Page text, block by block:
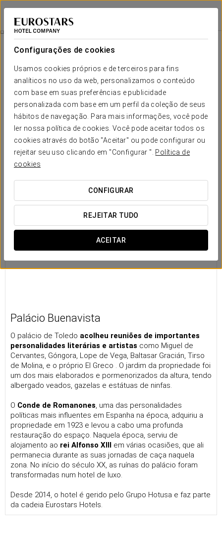
Configurações de cookies
Usamos cookies próprios e de terceiros para fins
analíticos no uso da web, personalizamos o conteúdo
com base em suas preferências e publicidade
personalizada com base em um perfil da coleção de seus
hábitos de navegação. Para mais informações, você pode
ler nossa política de cookies. Você pode aceitar todos os
cookies através do botão "Aceitar" ou pode configurar ou
rejeitar seu uso clicando em "Configurar ". Política de
cookies
CONFIGURAR
REJEITAR TUDO
ACEITAR
Eurostars Palacio Buenavista
TOLEDO
História
O hotel Eurostars Palacio Buenavista foi construídonos
arredores do antigo Palácio de Buenavista
impressionante edifício renascentista do século XVI. O palácio
foi construído numa propriedade cedida pelo rei de Espanha
Felipe III ao cardeal Bernardo de Sandoval y Rojas em 1599.
Segundo alguns historiadores,o recinto foi projetado por El
Greco, na sua única incursão no mundo da arquitetura.
Palácio Buenavista
O palácio de Toledo acolheu reuniões de importantes
personalidades literárias e artistas como Miguel de
Cervantes, Góngora, Lope de Vega, Baltasar Gracián, Tirso
de Molina, e o próprio El Greco . O jardim da propriedade foi
um dos mais elaborados e pormenorizados da altura, tendo
albergado veados, gazelas e estátuas de ninfas.
O Conde de Romanones, uma das personalidades
políticas mais influentes em Espanha na época, adquiriu a
propriedade em 1923 e levou a cabo uma profunda
restauração do espaço. Naquela época, serviu de
alojamento ao rei Alfonso XIII em várias ocasiões, que ali
permanecia durante as suas jornadas de caça naquela
zona. No início do século XX, as ruínas do palácio foram
transformadas num hotel de luxo.
Desde 2014, o hotel é gerido pelo Grupo Hotusa e faz parte
da cadeia Eurostars Hotels.